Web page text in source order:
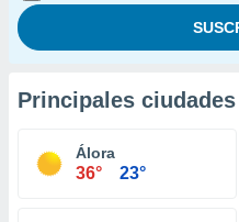
Principales ciudades
Álora
36° 23°